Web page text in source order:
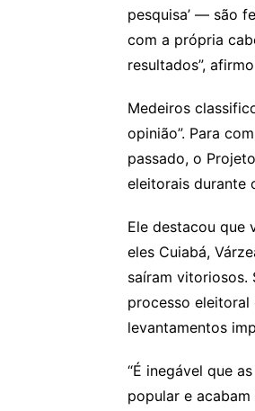
pesquisa’ — são
com a própria
resultados”,
Medeiros
opinião”. Para
passado, o
eleitorais durante
Ele destacou que
eles Cuiabá,
saíram vitoriosos.
processo
levantamentos
“É inegável que
popular e